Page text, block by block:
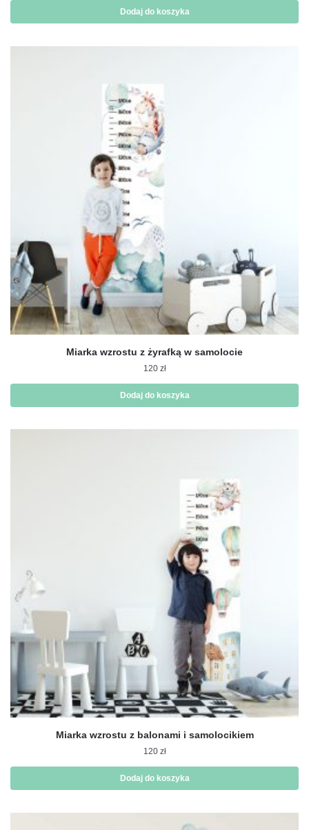
Dodaj do koszyka
Miarka wzrostu z żyrafką w samolocie
120 zł
Dodaj do koszyka
Miarka wzrostu z balonami i samolocikiem
120 zł
Dodaj do koszyka